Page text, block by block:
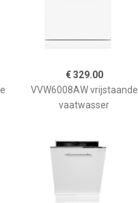
€ 329.00
VVW6008AW vrijstaande
vaatwasser